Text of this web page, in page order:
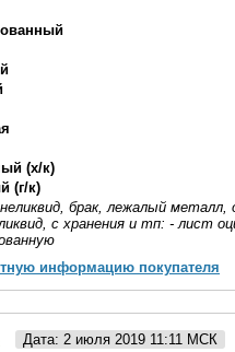
(х/к)
(г/к)
брак, лежалый
с хранения и тп: - лист
информацию покупателя
Дата: 2 июля 2019 11:11 МСК